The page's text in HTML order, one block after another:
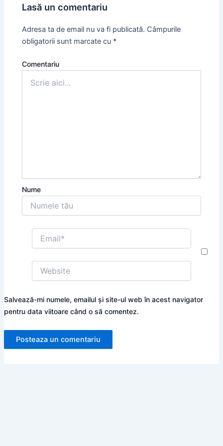
Lasă un comentariu
Adresa ta de email nu va fi publicată. Câmpurile
obligatorii sunt marcate cu *
Comentariu
Nume
Email*
Website
Salvează-mi numele, emailul și site-ul web în acest navigator
pentru data viitoare când o să comentez.